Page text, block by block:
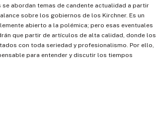
se abordan temas de candente actualidad a partir
sobre los gobiernos de los Kirchner. Es un
abierto a la polémica; pero esas eventuales
que partir de artículos de alta calidad, donde los
con toda seriedad y profesionalismo. Por ello,
para entender y discutir los tiempos